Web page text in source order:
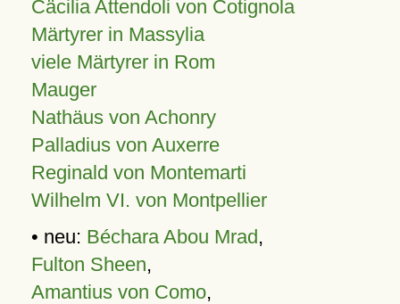
Cäcilia Attendoli von Cotignola
Märtyrer in Massylia
viele Märtyrer in Rom
Mauger
Nathäus von Achonry
Palladius von Auxerre
Reginald von Montemarti
Wilhelm VI. von Montpellier
• neu: Béchara Abou Mrad,
Fulton Sheen,
Amantius von Como,